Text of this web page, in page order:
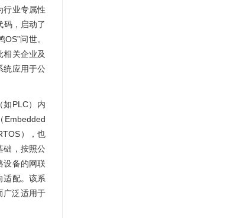
行业专属性
码，启动了
问世。
相关企业及
统应用于公
如PLC）内
Embedded
），也
础，按照公
设备的网联
适配。该系
广泛适用于